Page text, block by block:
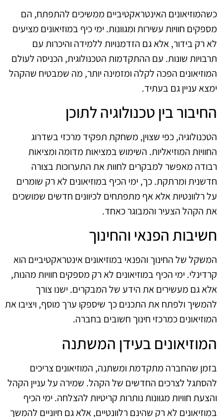
כשהמוזיאונים האינטראקטיביים ממשיכים להתפתח, הם
מספקים חוויות עשירות ומגוונות. ימי כיף במוזיאונים מציעים
לא רק בידור, אלא גם הזדמנויות ללמידה והיכרות עם
תרבויות שונות. עם ההתקדמות הטכנולוגית, הכניסה לעולם
המוזיאונים הפכה לקלה ומזמינה יותר, מה שמבטיח שהקהל
ימצא עניין גם בעתיד.
החיבור בין טכנולוגיה לתוכן
הטכנולוגיה, כפי שצוין, משחקת תפקיד מרכזי בשדרוג
החוויות המוזיאליות. השימוש במציאות מדומה ומציאות
רבודה מאפשר למבקרים לחוות את התערוכות בצורה
חדשנית ומרתקת. כך, ימי הכיף במוזיאונים לא רק שומרים
על רלוונטיות אלא אף מתפתחים לכיוונים חדשים שמושכים
את הקהל הצעיר והמבוגר כאחד.
חשיבות הפנאי והחינוך
המשקל של החינוך והפנאי במוזיאונים אינטראקטיביים הוא
קרדינלי. ימי הכיף במוזיאונים לא רק מספקים חוויות מהנות,
אלא גם מעשירים את הידע של המבקרים. ישנו צורך
להמשיך ולפתח את התכנים כך שיספקו ערך מוסף, ויציבו את
המוזיאונים כמרכזי חינוך חשובים בחברה.
המוזיאונים בעידן המשתנה
בזמן שהחברה מתקדמת ומשתנה, המוזיאונים צריכים
להסתגל לצרכים החדשים של הקהל. שמירה על עניין הקהל
והצעת חוויות מגוונות נותרות קריטיות להצלחה. ימי הכיף
במוזיאונים לא רק שהינם רלוונטיים, אלא גם חיוניים להמשך